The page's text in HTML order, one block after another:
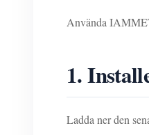
Använda
1.
Ladda ner den